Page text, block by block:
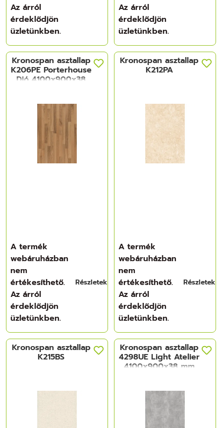
Az árról
érdeklődjön
üzletünkben.
Az árról
érdeklődjön
üzletünkben.
Kronospan asztallap
K206PE Porterhouse
Dió 4100x900x38
A termék
webáruházban
nem
értékesíthető.
Az árról
érdeklődjön
üzletünkben.
Részletek
Kronospan asztallap
K212PA
A termék
webáruházban
nem
értékesíthető.
Az árról
érdeklődjön
üzletünkben.
Részletek
Kronospan asztallap
K215BS
Kronospan asztallap
4298UE Light Atelier
4100x900x38 mm